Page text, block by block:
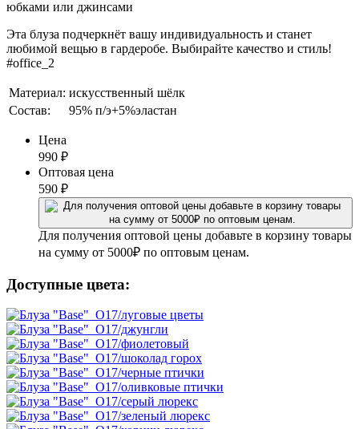
юбками или джинсами
Эта блуза подчеркнёт вашу индивидуальность и станет
любимой вещью в гардеробе. Выбирайте качество и стиль!
#office_2
Материал: искусственный шёлк
Состав:
95% п/э+5%эластан
Цена
990 ₽
Оптовая цена
590 ₽
Для получения оптовой цены добавьте в корзину товары
на сумму от 5000₽ по оптовым ценам.
Доступные цвета: